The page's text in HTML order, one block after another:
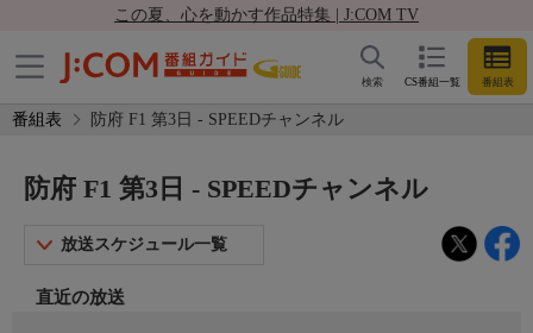
この夏、心を動かす作品特集 | J:COM TV
CS番組一覧 番組表
検索
番組表 防府 F1 第3日 - SPEEDチャンネル
防府 F1 第3日 - SPEEDチャンネル
放送スケジュール一覧
直近の放送